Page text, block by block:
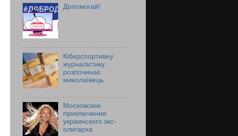
Допомогай!
Кіберспортивну
журналістику
розпочинає
миколаївець
Московские
приключения
украинского экс-
олигарха